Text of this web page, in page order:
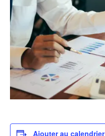
Ajouter au calendrier